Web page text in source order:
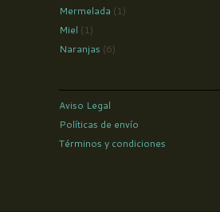
Mermelada (1)
Miel (1)
Naranjas (6)
Aviso Legal
Políticas de envío
Términos y condiciones